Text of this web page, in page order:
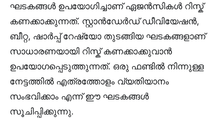
ഘടകങ്ങൾ ഉപയോഗിച്ചാണ് ഏജൻസികൾ റിസ്ക്
കണക്കാക്കുന്നത്. സ്റ്റാൻഡേർഡ് ഡീവിയേഷൻ,
ബീറ്റ, ഷാർപ്പ് റേഷ്യോ തുടങ്ങിയ ഘടകങ്ങളാണ്
സാധാരണയായി റിസ്ക് കണക്കാക്കുവാൻ
ഉപയോഗപ്പെടുത്തുന്നത്. ഒരു ഫണ്ടിൽ നിന്നുള്ള
നേട്ടത്തിൽ എത്രത്തോളം വ്യതിയാനം
സംഭവിക്കാം എന്ന് ഈ ഘടകങ്ങൾ
സൂചിപ്പിക്കുന്നു.